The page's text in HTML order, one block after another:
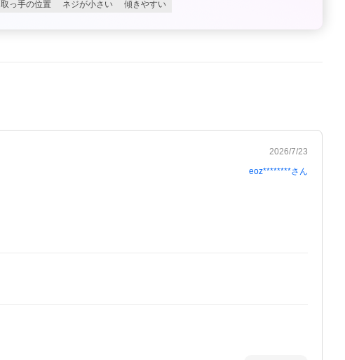
取っ手の位置 ネジが小さい 傾きやすい
2026/7/23
eoz********さん